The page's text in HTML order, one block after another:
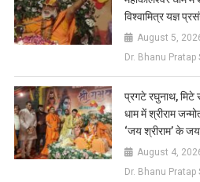
विश्वामित्र यज्ञ
August 5,
Dr. Bhanu Pratap
प्रगटे रघुनाथ,
धाम में श्रीराम
‘जय श्रीराम’ के
August 4,
Dr. Bhanu Pratap